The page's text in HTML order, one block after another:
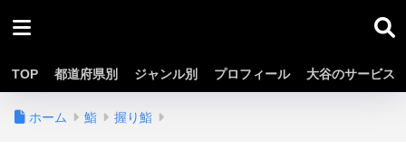
TOP 都道府県別 ジャンル別 プロフィール 大谷のサービス
ホーム 鮨 握り鮨